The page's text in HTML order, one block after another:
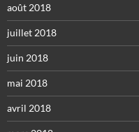
août 2018
juillet 2018
juin 2018
mai 2018
avril 2018